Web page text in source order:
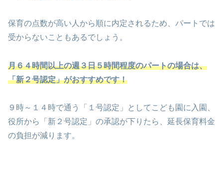
保育の点数が高い人から順に内定されるため、パートでは
受からないこともあるでしょう。
月６４時間以上の週３日５時間程度のパートの場合は、
「新２号認定」がおすすめです！
９時～１４時で通う「１号認定」としてこども園に入園、
役所から「新２号認定」の承認が下りたら、延長保育料金
の負担が減ります。